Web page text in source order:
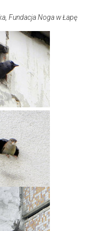
Fundacja Noga w Łapę